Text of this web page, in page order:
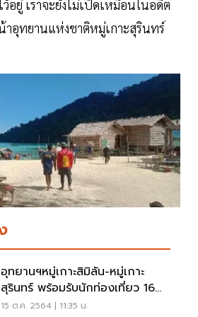
อยู่ เราจะยังไม่เปิดเหมือนในอดีต
อุทยานแห่งชาติหมู่เกาะสุรินทร์
อุทยานฯหมู่เกาะสิมิลัน-หมู่เกาะ
สุรินทร์ พร้อมรับนักท่องเที่ยว 16
ต.ค.นี้
15 ต.ค. 2564 | 11:35 น.